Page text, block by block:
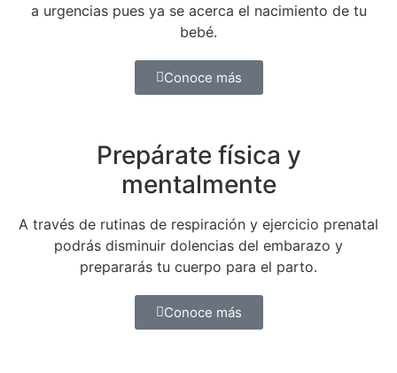
a urgencias pues ya se acerca el nacimiento de tu
bebé.
Conoce más
Prepárate física y
mentalmente
A través de rutinas de respiración y ejercicio prenatal
podrás disminuir dolencias del embarazo y
prepararás tu cuerpo para el parto.
Conoce más